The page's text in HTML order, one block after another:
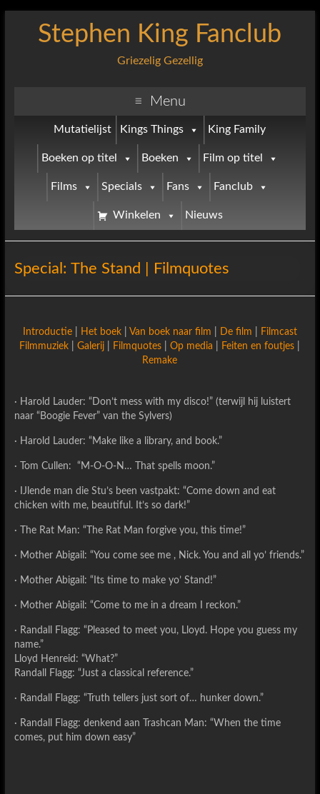
Stephen King Fanclub
Griezelig Gezellig
Menu
Mutatielijst Kings Things King Family
Boeken op titel Boeken Film op titel
Films Specials Fans Fanclub
Winkelen Nieuws
Special: The Stand | Filmquotes
Introductie| Het boek| Van boek naar film De film
Filmcast
Filmmuziek |Galerij Filmquotes |Op media Feiten en foutjes
Remake
· Harold Lauder: “Don’t mess with my disco!” (terwijl hij luistert
naar “Boogie Fever” van the Sylvers)
· Harold Lauder: “Make like a library, and book.”
· Tom Cullen: “M-O-O-N… That spells moon.”
· IJlende man die Stu’s been vastpakt: “Come down and eat
chicken with me, beautiful. It’s so dark!”
· The Rat Man: “The Rat Man forgive you, this time!”
· Mother Abigail: “You come see me , Nick. You and all yo’ friends.”
· Mother Abigail: “Its time to make yo’ Stand!”
· Mother Abigail: “Come to me in a dream I reckon.”
· Randall Flagg: “Pleased to meet you, Lloyd. Hope you guess my
name.”
Lloyd Henreid: “What?”
Randall Flagg: “Just a classical reference.”
· Randall Flagg: “Truth tellers just sort of… hunker down.”
· Randall Flagg: denkend aan Trashcan Man: “When the time
comes, put him down easy”